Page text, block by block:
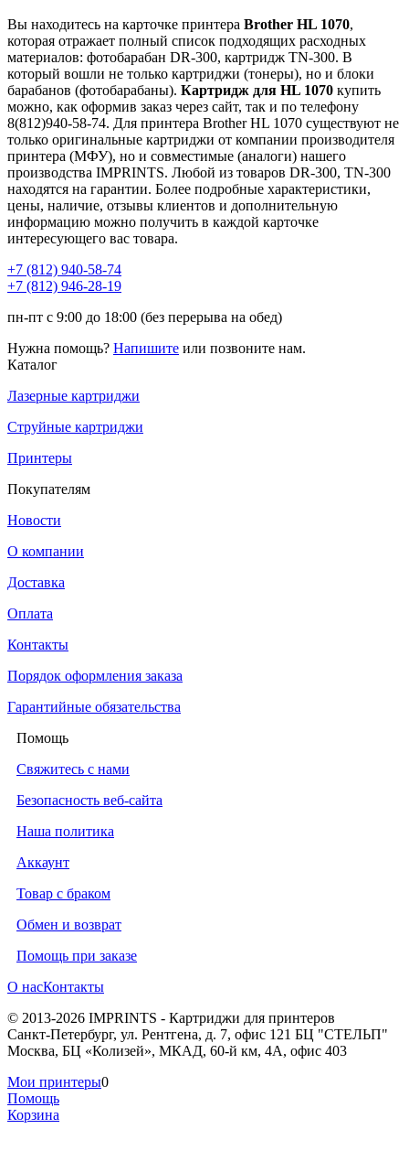
Вы находитесь на карточке принтера Brother HL 1070,
которая отражает полный список подходящих расходных
материалов: фотобарабан DR-300, картридж TN-300. В
который вошли не только картриджи (тонеры), но и блоки
барабанов (фотобарабаны). Картридж для HL 1070 купить
можно, как оформив заказ через сайт, так и по телефону
8(812)940-58-74. Для принтера Brother HL 1070 существуют не
только оригинальные картриджи от компании производителя
принтера (МФУ), но и совместимые (аналоги) нашего
производства IMPRINTS. Любой из товаров DR-300, TN-300
находятся на гарантии. Более подробные характеристики,
цены, наличие, отзывы клиентов и дополнительную
информацию можно получить в каждой карточке
интересующего вас товара.
+7 (812) 940-58-74
+7 (812) 946-28-19
пн-пт с 9:00 до 18:00 (без перерыва на обед)
Нужна помощь? Напишите или позвоните нам.
Каталог
Лазерные картриджи
Струйные картриджи
Принтеры
Покупателям
Новости
О компании
Доставка
Оплата
Контакты
Порядок оформления заказа
Гарантийные обязательства
Помощь
Свяжитесь с нами
Безопасность веб-сайта
Наша политика
Аккаунт
Товар с браком
Обмен и возврат
Помощь при заказе
О насКонтакты
© 2013-2026 IMPRINTS - Картриджи для принтеров
Санкт-Петербург, ул. Рентгена, д. 7, офис 121 БЦ "СТЕЛЬП"
Москва, БЦ «Колизей», МКАД, 60-й км, 4А, офис 403
Мои принтеры0
Помощь
Корзина